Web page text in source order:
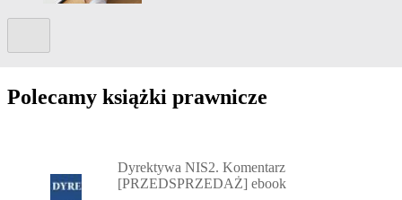
Polecamy książki prawnicze
Dyrektywa NIS2. Komentarz
[PRZEDSPRZEDAŻ] ebook